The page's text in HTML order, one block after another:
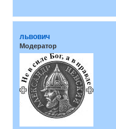
львович
Модератор